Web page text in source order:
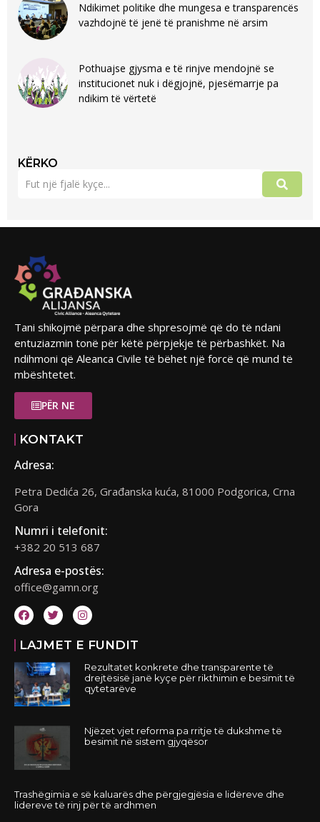
Ndikimet politike dhe mungesa e transparencës
vazhdojnë të jenë të pranishme në arsim
Pothuajse gjysma e të rinjve mendojnë se
institucionet nuk i dëgjojnë, pjesëmarrje pa
ndikim të vërtetë
KËRKO
Tani shikojmë përpara dhe shpresojmë që do të ndani
entuziazmin tonë për këtë përpjekje të përbashkët. Na
ndihmoni që Aleanca Civile të bëhet një forcë që mund të
mbështetet.
PËR NE
KONTAKT
Adresa:
Petra Dedića 26, Građanska kuća, 81000 Podgorica, Crna
Gora
Numri i telefonit:
+382 20 513 687
Adresa e-postës:
office@gamn.org
LAJMET E FUNDIT
Rezultatet konkrete dhe transparente të
drejtësisë janë kyçe për rikthimin e besimit të
qytetarëve
Njëzet vjet reforma pa rritje të dukshme të
besimit në sistem gjyqësor
Trashëgimia e së kaluarës dhe përgjegjësia e lidëreve dhe
lidereve të rinj për të ardhmen